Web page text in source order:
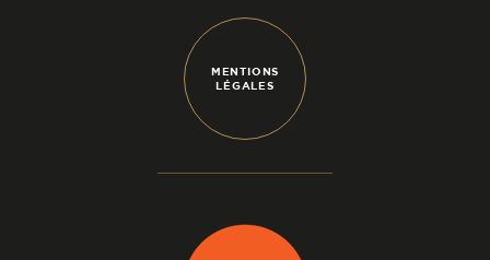
MENTIONS
LÉGALES